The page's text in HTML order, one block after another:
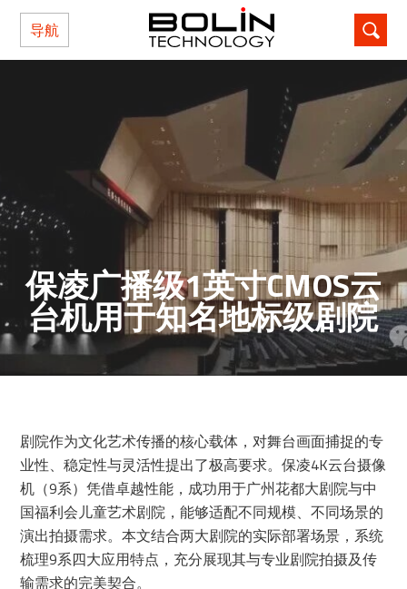
导航
保凌广播级1英寸CMOS云
台机用于知名地标级剧院
剧院作为文化艺术传播的核心载体，对舞台画面捕捉的专
业性、稳定性与灵活性提出了极高要求。保凌4K云台摄像
机（9系）凭借卓越性能，成功用于广州花都大剧院与中
国福利会儿童艺术剧院，能够适配不同规模、不同场景的
演出拍摄需求。本文结合两大剧院的实际部署场景，系统
梳理9系四大应用特点，充分展现其与专业剧院拍摄及传
输需求的完美契合。